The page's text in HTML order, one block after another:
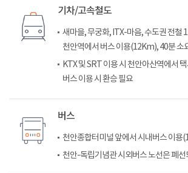
기차/고속철도
새마을, 무궁화, ITX-마음, 수도권 전철 1
천안역에서 버스 이용(12Km), 40분 소
KTX 및 SRT 이용 시 천안아산역에서
버스 이용 시 환승 필요
버스
천안종합터미널 앞에서 시내버스 이용
천안-독립기념관 시외버스 노선은 폐선